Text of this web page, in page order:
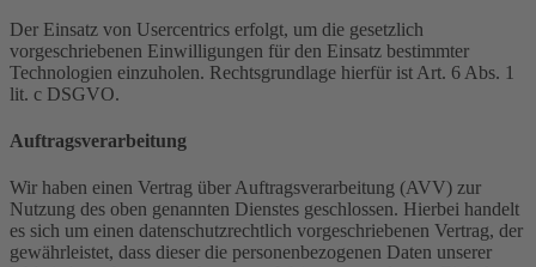
Der Einsatz von Usercentrics erfolgt, um die gesetzlich
vorgeschriebenen Einwilligungen für den Einsatz bestimmter
Technologien einzuholen. Rechtsgrundlage hierfür ist Art. 6 Abs. 1
lit. c DSGVO.
Auftragsverarbeitung
Wir haben einen Vertrag über Auftragsverarbeitung (AVV) zur
Nutzung des oben genannten Dienstes geschlossen. Hierbei handelt
es sich um einen datenschutzrechtlich vorgeschriebenen Vertrag, der
gewährleistet, dass dieser die personenbezogenen Daten unserer